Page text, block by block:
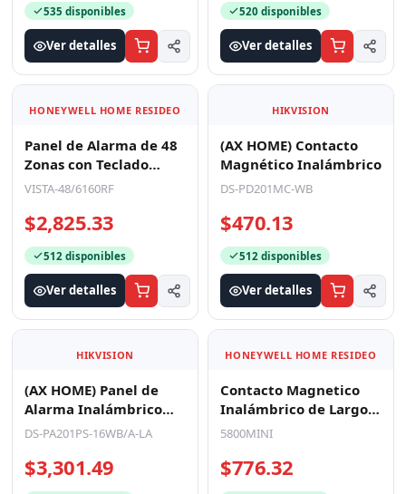
535 disponibles
Ver detalles
520 disponibles
Ver detalles
HONEYWELL HOME RESIDEO
Panel de Alarma de 48
Zonas con Teclado
Alfanumérico y
Inte
VISTA-48/6160RF
$2,825.33
512 disponibles
Ver detalles
HIKVISION
(AX HOME) Contacto
Magnético Inalámbrico
DS-PD201MC-WB
$470.13
512 disponibles
Ver detalles
HIKVISION
(AX HOME) Panel de
Alarma Inalámbrico
Hikvision / Soporta 16
DS-PA201PS-16WB/A-LA
$3,301.49
HONEYWELL HOME RESIDEO
Contacto Magnetico
Inalámbrico de Largo
Alcance Super Estetico
5800MINI
$776.32